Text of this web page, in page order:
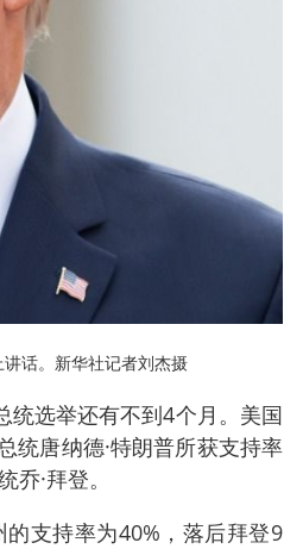
话。新华社记者刘杰摄
统选举还有不到4个月。美国
统唐纳德·特朗普所获支持率
·拜登。
支持率为40%，落后拜登9